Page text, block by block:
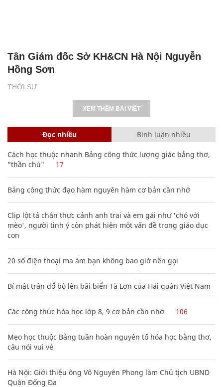
THỜI SỰ
Tân Giám đốc Sở KH&CN Hà Nội Nguyễn
Hồng Sơn
XEM THÊM BÀI VIẾT
Đọc nhiều Bình luận nhiều
Cách học thuộc nhanh Bảng công thức lượng giác bằng thơ,
"thần chú"
17
Bảng công thức đạo hàm nguyên hàm cơ bản cần nhớ
Clip lột tả chân thực cảnh anh trai và em gái như 'chó với
mèo', người tinh ý còn phát hiện một vấn đề trong giáo dục
con
20 số điện thoại ma ám bạn không bao giờ nên gọi
Bí mật trận đổ bộ lên bãi biển Tà Lơn của Hải quân Việt Nam
Các công thức hóa học lớp 8, 9 cơ bản cần nhớ 106
Mẹo học thuộc Bảng tuần hoàn nguyên tố hóa học bằng thơ,
câu nói vui vẻ
Hà Nội: Giới thiệu ông Võ Nguyên Phong làm Chủ tịch UBND
Quận Đống Đa